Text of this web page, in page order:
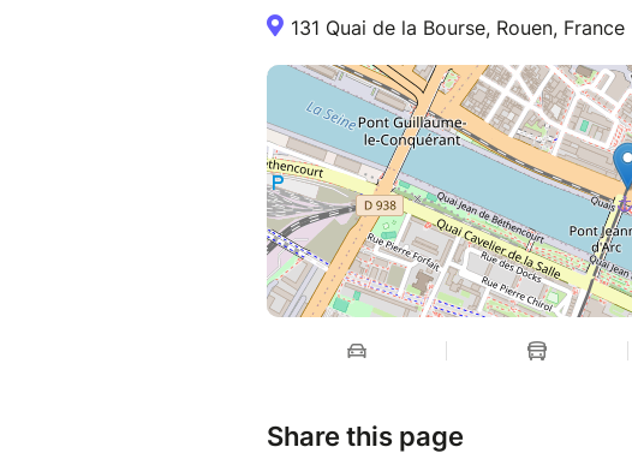
a student, on holiday in France,
Included: Private bus transportation,
free time, Rouen Erasmus Fun staff
Not included: Personal expenses, meals
Non-refundable ticket
REGISTER HERE
131 Quai de la Bourse, Rouen, France
Share this page